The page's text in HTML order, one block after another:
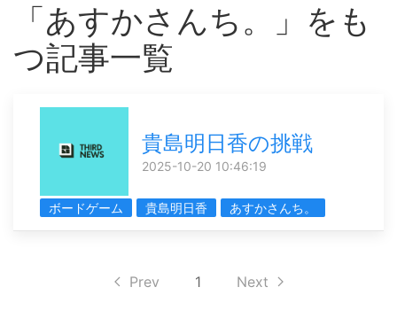
「あすかさんち。」をも
つ記事一覧
貴島明日香の挑戦
2025-10-20 10:46:19
ボードゲーム 貴島明日香 あすかさんち。
Prev 1 Next